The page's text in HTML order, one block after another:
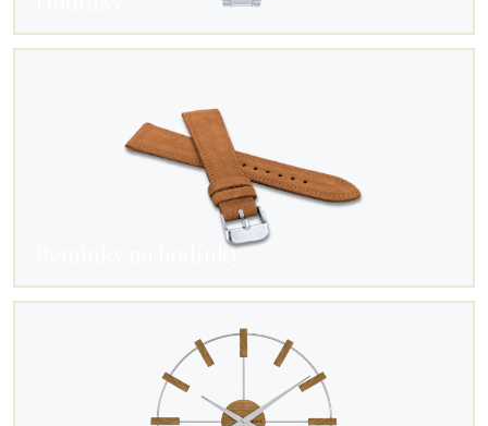
Řemínky na hodinky